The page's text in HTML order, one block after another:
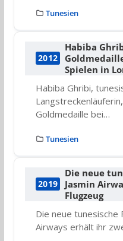
Tunesien
2012
Habiba
Spielen in
Habiba Ghribi,
Goldmedaille bei…
Tunesien
2019
Die neue
Jasmin
Flugzeug
Die neue tunesische
Airways erhält ihr